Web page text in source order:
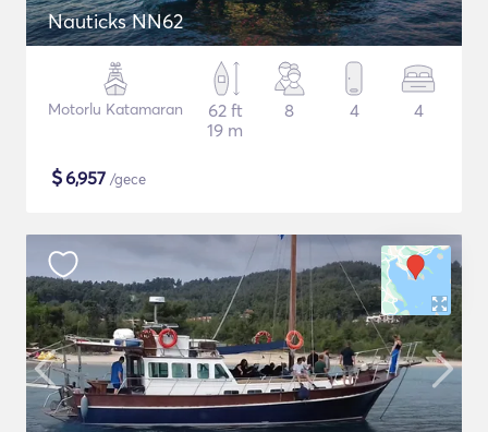
Nauticks NN62
Motorlu Katamaran
62 ft
19 m
8 4 4
$6,957 /gece